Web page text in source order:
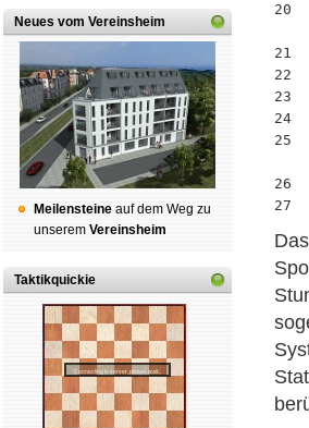
Neues vom Vereinsheim
Mei­len­stei­ne auf dem Weg zu
un­se­rem Ver­eins­heim
Taktikquickie
20
21
22
23
24
25
26
27